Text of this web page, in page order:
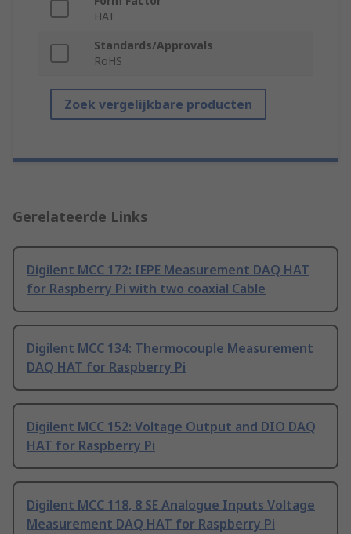
HAT
Standards/Approvals
RoHS
Zoek vergelijkbare producten
Gerelateerde Links
Digilent MCC 172: IEPE Measurement DAQ HAT
for Raspberry Pi with two coaxial Cable
Digilent MCC 134: Thermocouple Measurement
DAQ HAT for Raspberry Pi
Digilent MCC 152: Voltage Output and DIO DAQ
HAT for Raspberry Pi
Digilent MCC 118, 8 SE Analogue Inputs Voltage
Measurement DAQ HAT for Raspberry Pi